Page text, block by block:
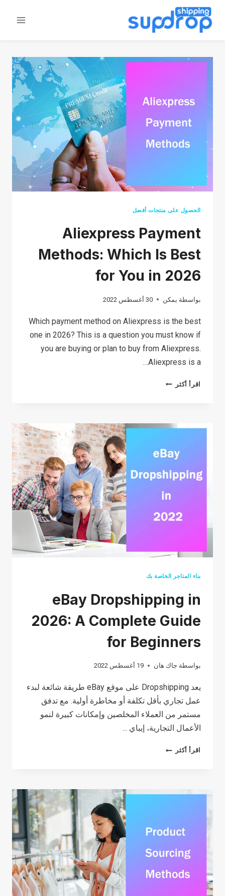
تخطى
المحتوى
الحصول على منتجات أفضل
Aliexpress Payment
Methods: Which Is Best
for You in 2026
بواسطة يمكن 30 أغسطس 2022
Which payment method on Aliexpress is the best
one in 2026? This is a question you must know if
you are buying or plan to buy from Aliexpress.
Aliexpress is a…
اقرأ أكثر
ALIEXPRESS
WHICH
BEST
YOU
IN
بناء المتاجر الخاصة بك
eBay Dropshipping in
2026: A Complete Guide
for Beginners
بواسطة جاك هان 19 أغسطس 2022
يعد Dropshipping على موقع eBay طريقة شائعة لبدء
عمل تجاري بأقل تكلفة أو مخاطرة أولية. مع تدفق
مستمر من العملاء المخلصين وإمكانات كبيرة لنمو
الأعمال التجارية، إيباي ...
اقرأ أكثر
EBAY
GUIDE
BEGINNERS